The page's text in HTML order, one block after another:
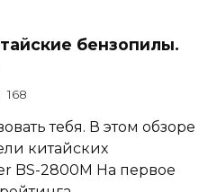
бензопилы.
168
тебя. В этом обзоре
китайских
BS-2800M На первое